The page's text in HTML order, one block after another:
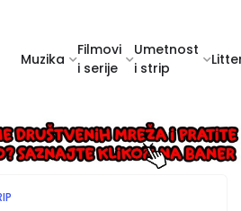
Muzika
Filmovi
i serije
Umetnost
i strip